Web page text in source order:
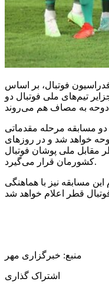
فوتبال، بر اساس
تیم‌های ملی فوتبال دو
دو مسابقه مرحله مقدماتی
خواهد شد و در روزهای
مقابل ملی پوشان فوتبال
کشورمان قرار می‌گیرد.
مسابقه نیز با هماهنگی
منبع: خبرگزاری مهر
اشتراک گذاری